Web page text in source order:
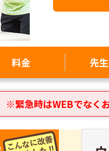
料金 先
※緊急時はWEBでなく